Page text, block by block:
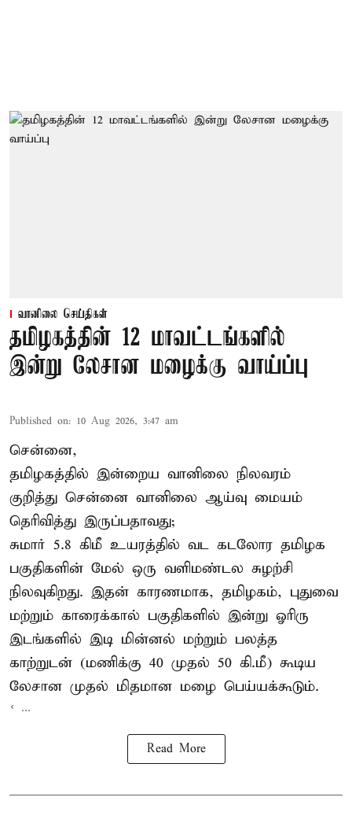
வானிலை செய்திகள்
தமிழகத்தின் 12 மாவட்டங்களில்
இன்று லேசான மழைக்கு வாய்ப்பு
Published on: 10 Aug 2026, 3:47 am
சென்னை,
தமிழகத்தில் இன்றைய வானிலை நிலவரம்
குறித்து சென்னை வானிலை ஆய்வு மையம்
தெரிவித்து இருப்பதாவது;
சுமார் 5.8 கிமீ உயரத்தில் வட கடலோர தமிழக
பகுதிகளின் மேல் ஒரு வளிமண்டல சுழற்சி
நிலவுகிறது. இதன் காரணமாக, தமிழகம், புதுவை
மற்றும் காரைக்கால் பகுதிகளில் இன்று ஓரிரு
இடங்களில் இடி மின்னல் மற்றும் பலத்த
காற்றுடன் (மணிக்கு 40 முதல் 50 கி.மீ) கூடிய
லேசான முதல் மிதமான மழை பெய்யக்கூடும்.
< ...
Read More